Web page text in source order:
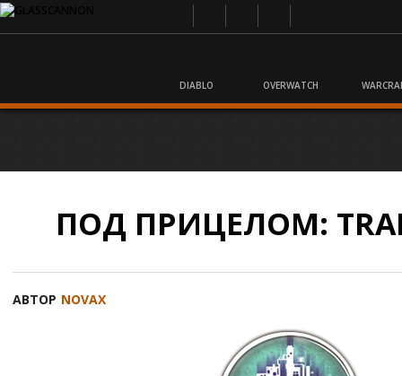
DIABLO OVERWATCH
ПОД ПРИЦЕЛОМ:
АВТОР NOVAX